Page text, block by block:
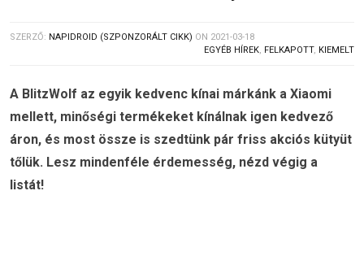
SZERZŐ: NAPIDROID (SZPONZORÁLT CIKK) ON 2021-03-18
EGYÉB HÍREK, FELKAPOTT, KIEMELT
A BlitzWolf az egyik kedvenc kínai márkánk a Xiaomi
mellett, minőségi termékeket kínálnak igen kedvező
áron, és most össze is szedtünk pár friss akciós kütyüt
tőlük. Lesz mindenféle érdemesség, nézd végig a
listát!